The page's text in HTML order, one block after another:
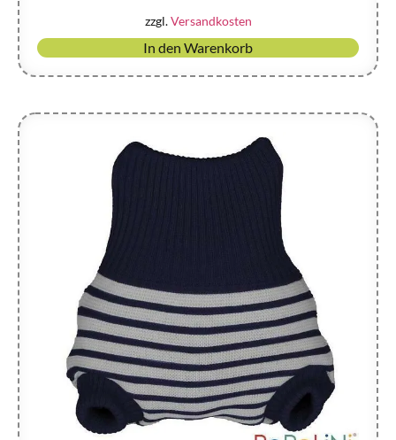
zzgl.Versandkosten
In den Warenkorb